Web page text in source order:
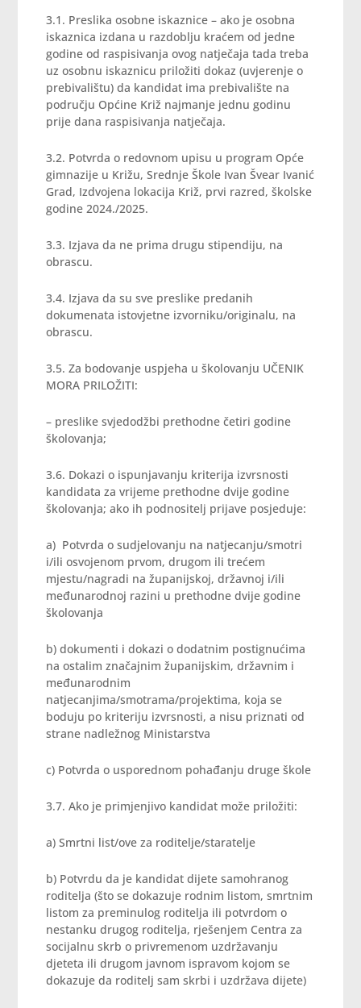
3.1. Preslika osobne iskaznice – ako je osobna
iskaznica izdana u razdoblju kraćem od jedne
godine od raspisivanja ovog natječaja tada treba
uz osobnu iskaznicu priložiti dokaz (uvjerenje o
prebivalištu) da kandidat ima prebivalište na
području Općine Križ najmanje jednu godinu
prije dana raspisivanja natječaja.
3.2. Potvrda o redovnom upisu u program Opće
gimnazije u Križu, Srednje Škole Ivan Švear Ivanić
Grad, Izdvojena lokacija Križ, prvi razred, školske
godine 2024./2025.
3.3. Izjava da ne prima drugu stipendiju, na
obrascu.
3.4. Izjava da su sve preslike predanih
dokumenata istovjetne izvorniku/originalu, na
obrascu.
3.5. Za bodovanje uspjeha u školovanju UČENIK
MORA PRILOŽITI:
– preslike svjedodžbi prethodne četiri godine
školovanja;
3.6. Dokazi o ispunjavanju kriterija izvrsnosti
kandidata za vrijeme prethodne dvije godine
školovanja; ako ih podnositelj prijave posjeduje:
a) Potvrda o sudjelovanju na natjecanju/smotri
i/ili osvojenom prvom, drugom ili trećem
mjestu/nagradi na županijskoj, državnoj i/ili
međunarodnoj razini u prethodne dvije godine
školovanja
b) dokumenti i dokazi o dodatnim postignućima
na ostalim značajnim županijskim, državnim i
međunarodnim
natjecanjima/smotrama/projektima, koja se
boduju po kriteriju izvrsnosti, a nisu priznati od
strane nadležnog Ministarstva
c) Potvrda o usporednom pohađanju druge škole
3.7. Ako je primjenjivo kandidat može priložiti:
a) Smrtni list/ove za roditelje/staratelje
b) Potvrdu da je kandidat dijete samohranog
roditelja (što se dokazuje rodnim listom, smrtnim
listom za preminulog roditelja ili potvrdom o
nestanku drugog roditelja, rješenjem Centra za
socijalnu skrb o privremenom uzdržavanju
djeteta ili drugom javnom ispravom kojom se
dokazuje da roditelj sam skrbi i uzdržava dijete)